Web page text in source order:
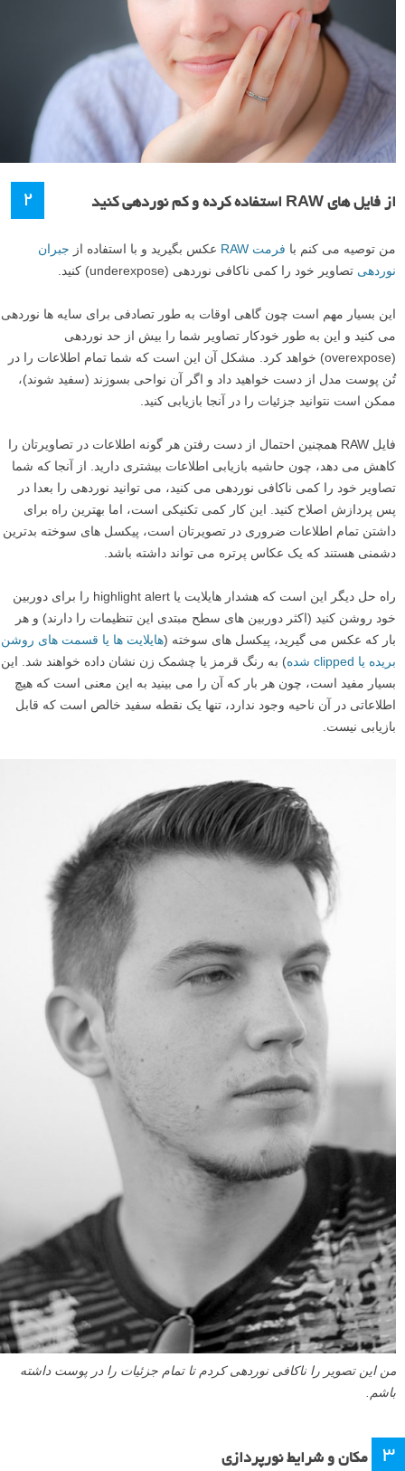
۲ از فایل های RAW استفاده کرده و کم نوردهی کنید
من توصیه می کنم با فرمت RAW عکس بگیرید و با استفاده از جبران
نوردهی تصاویر خود را کمی ناکافی نوردهی (underexpose) کنید.
این بسیار مهم است چون گاهی اوقات به طور تصادفی برای سایه ها نوردهی
می کنید و این به طور خودکار تصاویر شما را بیش از حد نوردهی
(overexpose) خواهد کرد. مشکل آن این است که شما تمام اطلاعات را در
تُن پوست مدل از دست خواهید داد و اگر آن نواحی بسوزند (سفید شوند)،
ممکن است نتوانید جزئیات را در آنجا بازیابی کنید.
فایل RAW همچنین احتمال از دست رفتن هر گونه اطلاعات در تصاویرتان را
کاهش می دهد، چون حاشیه بازیابی اطلاعات بیشتری دارید. از آنجا که شما
تصاویر خود را کمی ناکافی نوردهی می کنید، می توانید نوردهی را بعدا در
پس پردازش اصلاح کنید. این کار کمی تکنیکی است، اما بهترین راه برای
داشتن تمام اطلاعات ضروری در تصویرتان است، پیکسل های سوخته بدترین
دشمنی هستند که یک عکاس پرتره می تواند داشته باشد.
راه حل دیگر این است که هشدار هایلایت یا highlight alert را برای دوربین
خود روشن کنید (اکثر دوربین های سطح مبتدی این تنظیمات را دارند) و هر
بار که عکس می گیرید، پیکسل های سوخته (هایلایت ها یا قسمت های روشن
بریده یا clipped شده
) به رنگ قرمز یا چشمک زن نشان داده خواهند شد. این
بسیار مفید است، چون هر بار که آن را می بینید به این معنی است که هیچ
اطلاعاتی در آن ناحیه وجود ندارد، تنها یک نقطه سفید خالص است که قابل
بازیابی نیست.
من این تصویر را ناکافی نوردهی کردم تا تمام جزئیات را در پوست داشته
باشم.
۳ مکان و شرایط نورپردازی